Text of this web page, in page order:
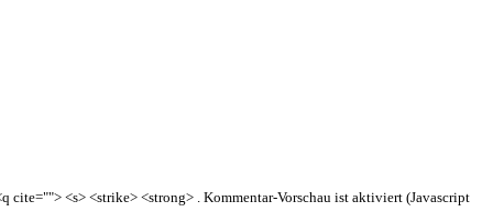
<s> <strike> <strong> . Kommentar-Vorschau ist aktiviert (Javascript